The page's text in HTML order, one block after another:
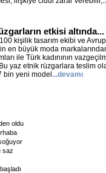
etkisi altında...
kişilik tasarım ekibi ve
en büyük moda
ile Türk kadınının
yaz etnik rüzgarlara teslim
bin yeni model ...devamı
oldu
saz